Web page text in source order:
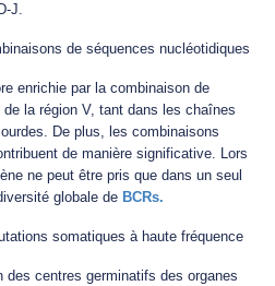
J.
de séquences nucléotidiques
enrichie par la combinaison de
la région V, tant dans les chaînes
De plus, les combinaisons
de manière significative. Lors
ne peut être pris que dans un seul
globale de BCRs.
somatiques à haute fréquence
des centres germinatifs des organes